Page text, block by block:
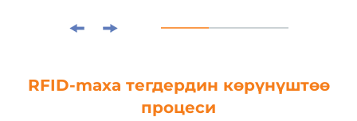
RFID-maxa тегдердин көрүнүштөө
процеси